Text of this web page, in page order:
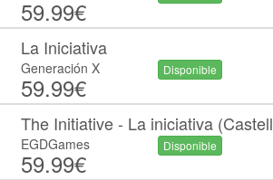
59.99€
La Iniciativa
Generación X
59.99€
Disponible
The Initiative - La iniciativa
EGDGames
59.99€
Disponible